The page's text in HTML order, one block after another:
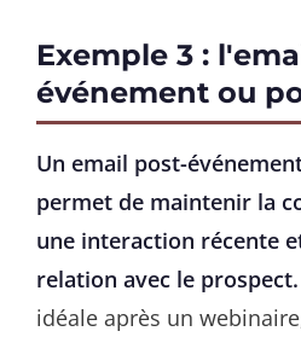
Exemple 3 :
événement ou
Un email post-
permet de maintenir la
une interaction récente
relation avec le prospect.
idéale après un